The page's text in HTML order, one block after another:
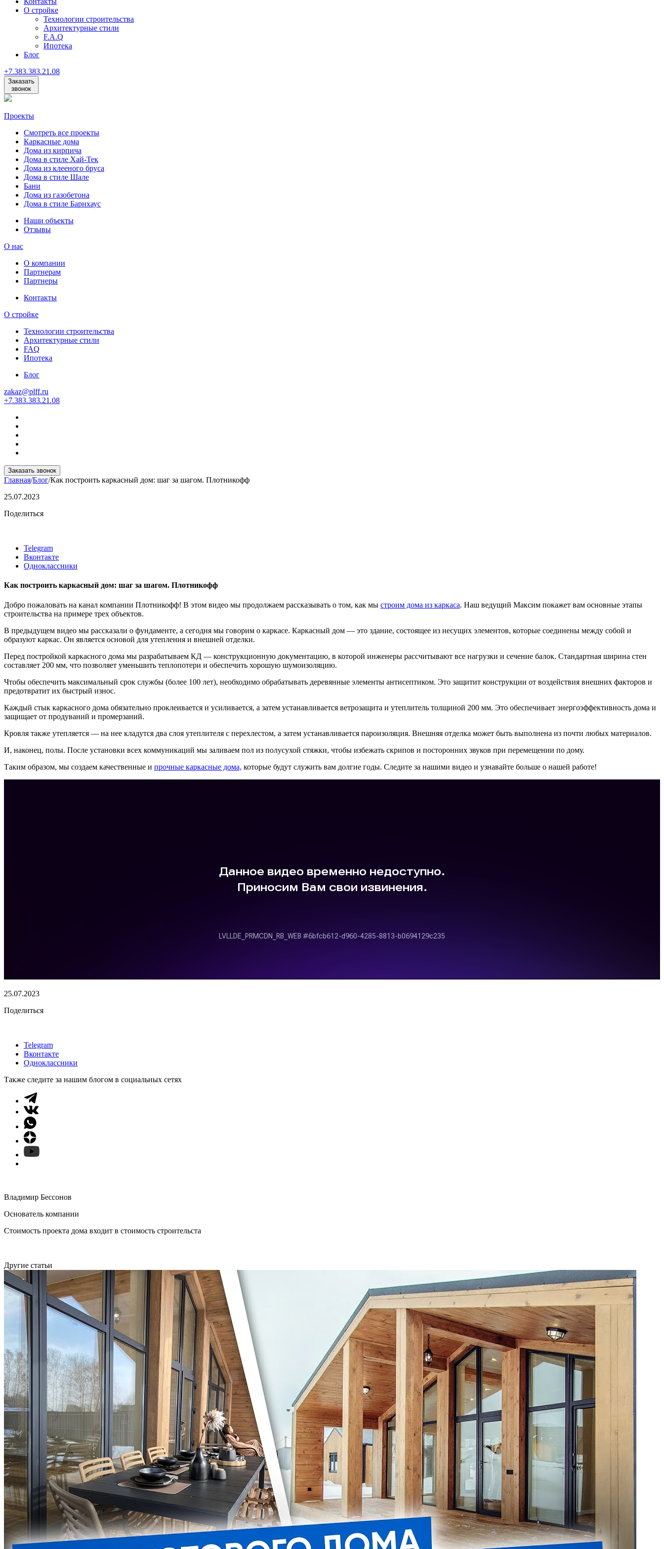
О стройке
Технологии строительства
Архитектурные стили
F.A.Q
Ипотека
Блог
+7.383.383.21.08
Заказать
звонок
Проекты
Смотреть все проекты
Каркасные дома
Дома из кирпича
Дома в стиле Хай-Тек
Дома из клееного бруса
Дома в стиле Шале
Бани
Дома из газобетона
Дома в стиле Барнхаус
Наши объекты
Отзывы
О нас
О компании
Партнерам
Партнеры
Контакты
О стройке
Технологии строительства
Архитектурные стили
FAQ
Ипотека
Блог
zakaz@plff.ru
+7.383.383.21.08
Заказать звонок
Главная/Блог/Как построить каркасный дом: шаг за шагом. Плотникофф
25.07.2023
Поделиться
Telegram
Вконтакте
Одноклассники
Как построить каркасный дом: шаг за шагом. Плотникофф
Добро пожаловать на канал компании Плотникофф! В этом видео мы продолжаем рассказывать о том, как мы строим дома из каркаса. Наш ведущий Максим покажет вам основные этапы
строительства на примере трех объектов.
В предыдущем видео мы рассказали о фундаменте, а сегодня мы говорим о каркасе. Каркасный дом — это здание, состоящее из несущих элементов, которые соединены между собой и
образуют каркас. Он является основой для утепления и внешней отделки.
Перед постройкой каркасного дома мы разрабатываем КД — конструкционную документацию, в которой инженеры рассчитывают все нагрузки и сечение балок. Стандартная ширина стен
составляет 200 мм, что позволяет уменьшить теплопотери и обеспечить хорошую шумоизоляцию.
Чтобы обеспечить максимальный срок службы (более 100 лет), необходимо обрабатывать деревянные элементы антисептиком. Это защитит конструкции от воздействия внешних факторов и
предотвратит их быстрый износ.
Каждый стык каркасного дома обязательно проклеивается и усиливается, а затем устанавливается ветрозащита и утеплитель толщиной 200 мм. Это обеспечивает энергоэффективность дома и
защищает от продуваний и промерзаний.
Кровля также утепляется — на нее кладутся два слоя утеплителя с перехлестом, а затем устанавливается пароизоляция. Внешняя отделка может быть выполнена из почти любых материалов.
И, наконец, полы. После установки всех коммуникаций мы заливаем пол из полусухой стяжки, чтобы избежать скрипов и посторонних звуков при перемещении по дому.
Таким образом, мы создаем качественные и прочные каркасные дома, которые будут служить вам долгие годы. Следите за нашими видео и узнавайте больше о нашей работе!
25.07.2023
Поделиться
Telegram
Вконтакте
Одноклассники
Также следите за нашим блогом в социальных сетях
Владимир Бессонов
Основатель компании
Стоимость проекта дома входит в стоимость строительста
Другие статьи